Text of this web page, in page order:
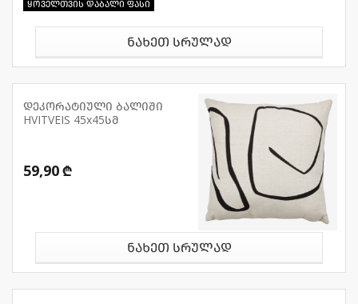
ყოველთვის დაბალი ფასი
ნახეთ სრულად
დეკორატიული ბალიში
HVITVEIS 45x45სმ
59,90 ₾
ნახეთ სრულად